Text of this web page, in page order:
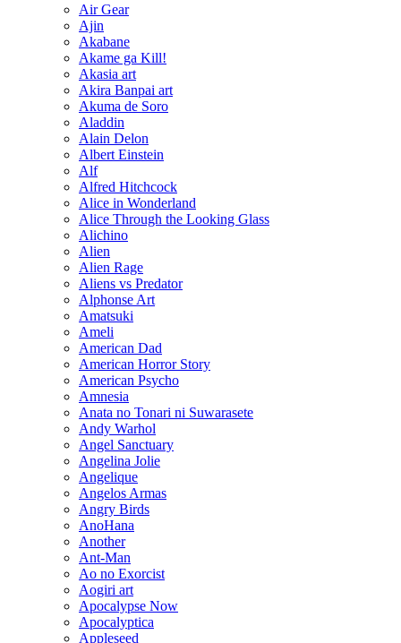
Air Gear
Ajin
Akabane
Akame ga Kill!
Akasia art
Akira Banpai art
Akuma de Soro
Aladdin
Alain Delon
Albert Einstein
Alf
Alfred Hitchcock
Alice in Wonderland
Alice Through the Looking Glass
Alichino
Alien
Alien Rage
Aliens vs Predator
Alphonse Art
Amatsuki
Ameli
American Dad
American Horror Story
American Psycho
Amnesia
Anata no Tonari ni Suwarasete
Andy Warhol
Angel Sanctuary
Angelina Jolie
Angelique
Angelos Armas
Angry Birds
AnoHana
Another
Ant-Man
Ao no Exorcist
Aogiri art
Apocalypse Now
Apocalyptica
Appleseed